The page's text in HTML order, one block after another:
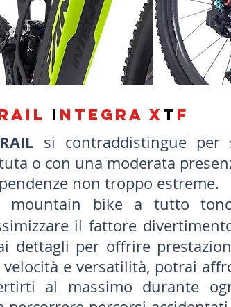
I NTEGRA XT F
si contraddistingue per
o con una moderata
non troppo estreme.
bike a tutto
il fattore
dettagli per offrire
e versatilità, potrai
al massimo durante